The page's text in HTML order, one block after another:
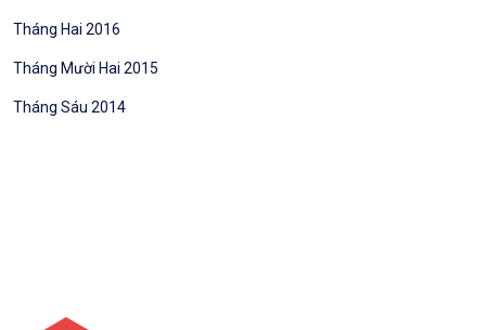
Tháng Hai 2016
Tháng Mười Hai 2015
Tháng Sáu 2014